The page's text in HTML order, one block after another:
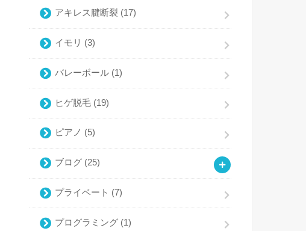
アキレス腱断裂 (17)
イモリ (3)
バレーボール (1)
ヒゲ脱毛 (19)
ピアノ (5)
ブログ (25)
プライベート (7)
プログラミング (1)